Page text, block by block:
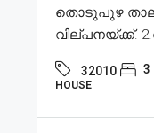
തൊടുപുഴ
വില്പനയ്ക്ക്.
32010 3
HOUSE